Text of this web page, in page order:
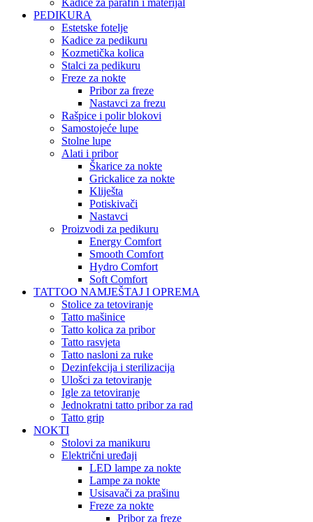
Kadice za parafin i materijal
PEDIKURA
Estetske fotelje
Kadice za pedikuru
Kozmetička kolica
Stalci za pedikuru
Freze za nokte
Pribor za freze
Nastavci za frezu
Rašpice i polir blokovi
Samostojeće lupe
Stolne lupe
Alati i pribor
Škarice za nokte
Grickalice za nokte
Kliješta
Potiskivači
Nastavci
Proizvodi za pedikuru
Energy Comfort
Smooth Comfort
Hydro Comfort
Soft Comfort
TATTOO NAMJEŠTAJ I OPREMA
Stolice za tetoviranje
Tatto mašinice
Tatto kolica za pribor
Tatto rasvjeta
Tatto nasloni za ruke
Dezinfekcija i sterilizacija
Ulošci za tetoviranje
Igle za tetoviranje
Jednokratni tatto pribor za rad
Tatto grip
NOKTI
Stolovi za manikuru
Električni uređaji
LED lampe za nokte
Lampe za nokte
Usisavači za prašinu
Freze za nokte
Pribor za freze